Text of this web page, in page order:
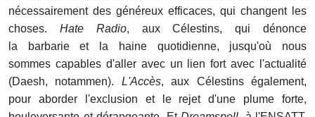
nécessairement des généreux efficaces, qui changent les
choses. Hate Radio, aux Célestins, qui dénonce
la barbarie et la haine quotidienne, jusqu'où nous
sommes capables d'aller avec un lien fort avec l'actualité
(Daesh, notammen). L'Accès, aux Célestins également,
pour aborder l'exclusion et le rejet d'une plume forte,